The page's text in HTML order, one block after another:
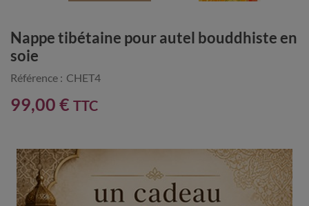
Nappe tibétaine pour autel bouddhiste en
soie
Référence : CHET4
99,00 € TTC